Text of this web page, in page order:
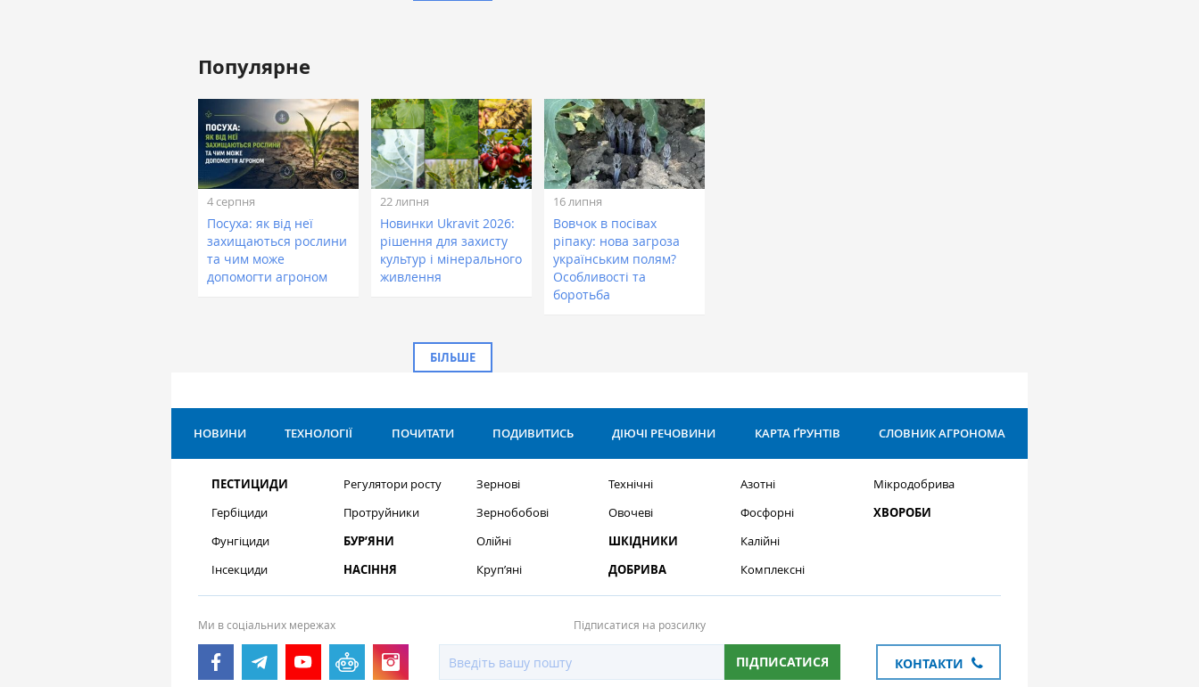
Популярне
4 серпня
Посуха: як від неї
захищаються рослини
та чим може
допомогти агроном
22 липня
Новинки Ukravit 2026:
рішення для захисту
культур і мінерального
живлення
16 липня
Вовчок в посівах
ріпаку: нова загроза
українським полям?
Особливості та
боротьба
БІЛЬШЕ
НОВИНИ ТЕХНОЛОГІЇ ПОЧИТАТИ ПОДИВИТИСЬ ДІЮЧІ РЕЧОВИНИ КАРТА ҐРУНТІВ СЛОВНИК АГРОНОМА
ПЕСТИЦИДИ
Гербіциди
Фунгіциди
Інсекциди
Регулятори росту
Протруйники
БУР’ЯНИ
НАСІННЯ
Зернові
Зернобобові
Олійні
Круп’яні
Технічні
Овочеві
ШКІДНИКИ
ДОБРИВА
Азотні
Фосфорні
Калійні
Комплексні
Мікродобрива
ХВОРОБИ
Ми в соціальних мережах Підписатися на розсилку
ПІДПИСАТИСЯ КОНТАКТИ